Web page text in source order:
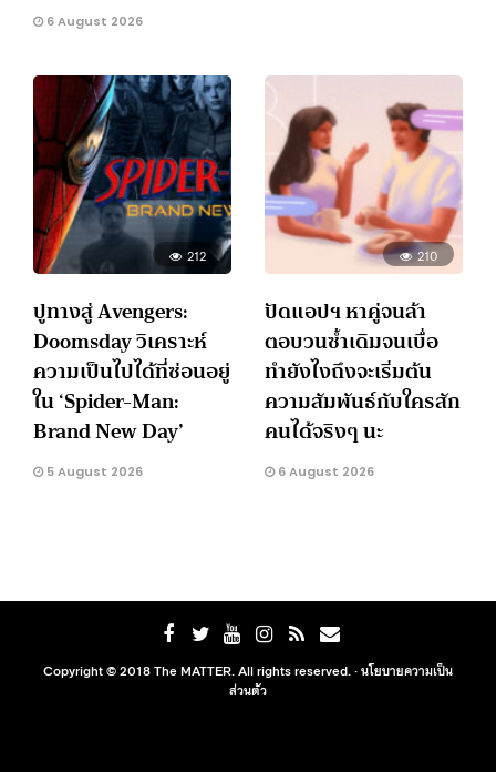
6 August 2026
212
ปูทางสู่ Avengers:
Doomsday วิเคราะห์
ความเป็นไปได้ที่ซ่อนอยู่
ใน ‘Spider-Man:
Brand New Day’
5 August 2026
210
ปัดแอปฯ หาคู่จนล้า
ตอบวนซ้ำเดิมจนเบื่อ
ทำยังไงถึงจะเริ่มต้น
ความสัมพันธ์กับใครสัก
คนได้จริงๆ นะ
6 August 2026
Copyright © 2018 The MATTER. All rights reserved. ·นโยบายความเป็น
ส่วนตัว